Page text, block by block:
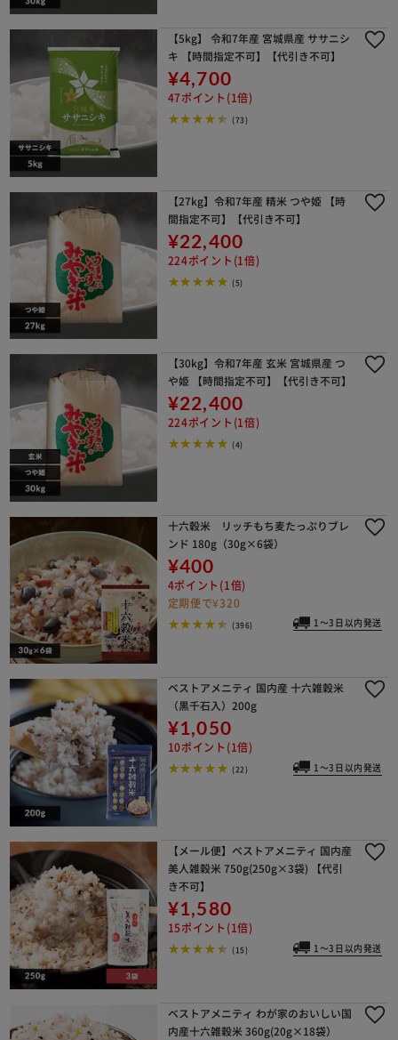
【5kg】 令和7年産 宮城県産 ササニシ
キ 【時間指定不可】【代引き不可】
¥4,700
47ポイント(1倍)
(73)
【27kg】令和7年産 精米 つや姫 【時
間指定不可】【代引き不可】
¥22,400
224ポイント(1倍)
(5)
【30kg】令和7年産 玄米 宮城県産 つ
や姫 【時間指定不可】【代引き不可】
¥22,400
224ポイント(1倍)
(4)
十六穀米 リッチもち麦たっぷりブレ
ンド 180g（30g×6袋）
¥400
4ポイント(1倍)
定期便で¥320
(396) 1～3日以内発送
ベストアメニティ 国内産 十六雑穀米
（黒千石入）200g
¥1,050
10ポイント(1倍)
(22) 1～3日以内発送
【メール便】ベストアメニティ 国内産
美人雑穀米 750g(250g×3袋) 【代引
き不可】
¥1,580
15ポイント(1倍)
(15) 1～3日以内発送
ベストアメニティ わが家のおいしい国
内産十六雑穀米 360g(20g×18袋）